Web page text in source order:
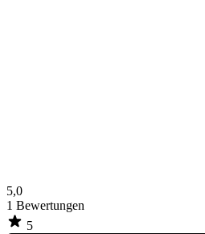
5,0
1 Bewertungen
5